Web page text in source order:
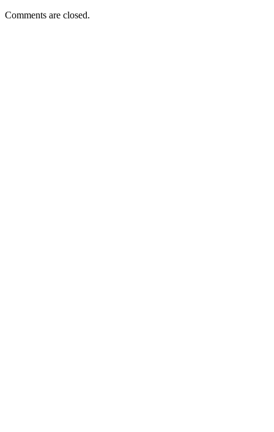
Comments are closed.